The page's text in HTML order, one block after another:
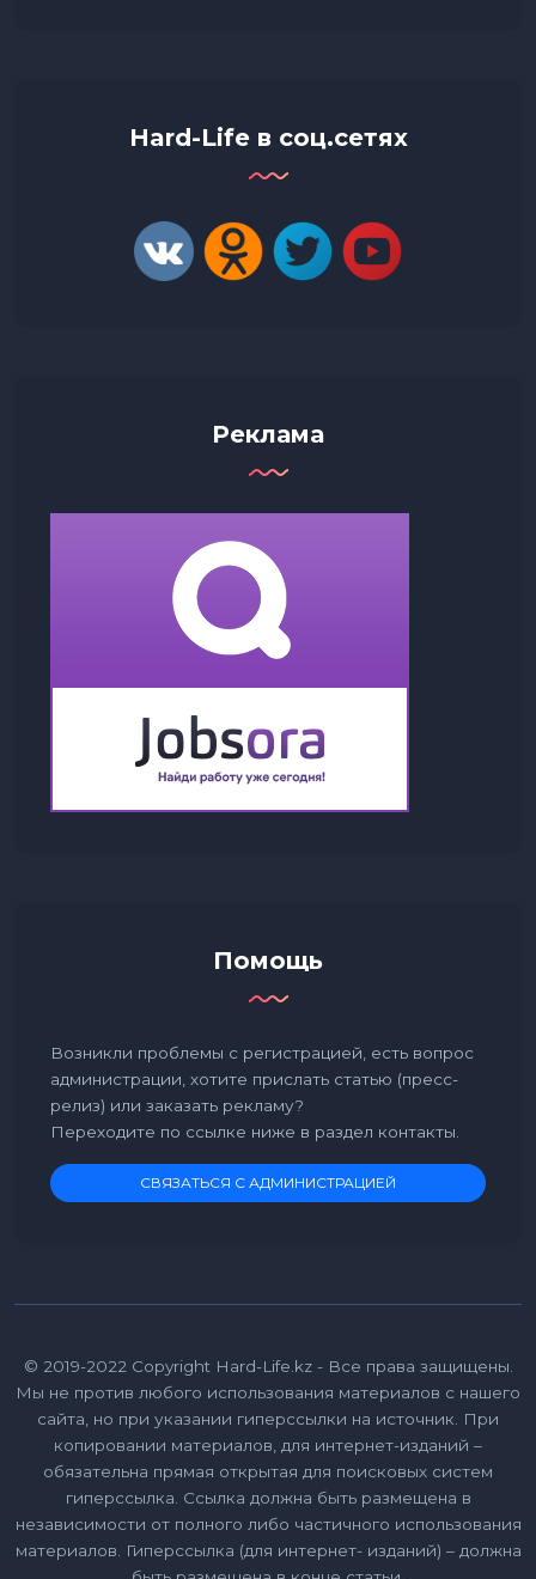
Hard-Life в соц.сетях
Реклама
Помощь
Возникли проблемы с регистрацией, есть вопрос
администрации, хотите прислать статью (пресс-
релиз) или заказать рекламу?
Переходите по ссылке ниже в раздел контакты.
СВЯЗАТЬСЯ С АДМИНИСТРАЦИЕЙ
© 2019-2022 Copyright Hard-Life.kz - Все права защищены.
Мы не против любого использования материалов с нашего
сайта, но при указании гиперссылки на источник. При
копировании материалов, для интернет-изданий –
обязательна прямая открытая для поисковых систем
гиперссылка. Ссылка должна быть размещена в
независимости от полного либо частичного использования
материалов. Гиперссылка (для интернет- изданий) – должна